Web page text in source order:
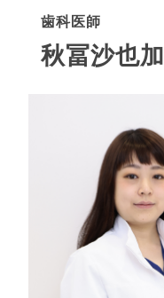
歯科医師
秋冨沙也加